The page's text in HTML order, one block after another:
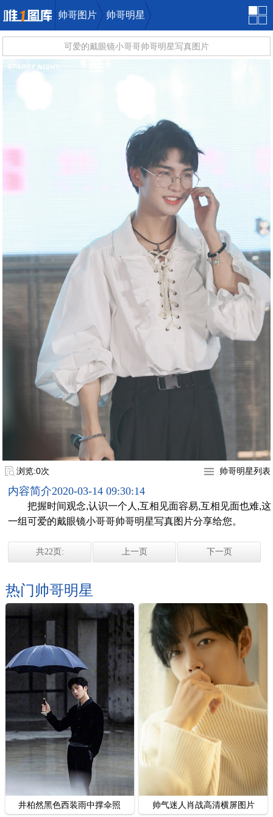
帅哥图片 帅哥明星
可爱的戴眼镜小哥哥帅哥明星写真图片
浏览:0次 帅哥明星列表
内容简介2020-03-14 09:30:14
把握时间观念,认识一个人,互相见面容易,互相见面也难,这
一组可爱的戴眼镜小哥哥帅哥明星写真图片分享给您。
共22页: 上一页 下一页
热门帅哥明星
井柏然黑色西装雨中撑伞照 帅气迷人肖战高清横屏图片